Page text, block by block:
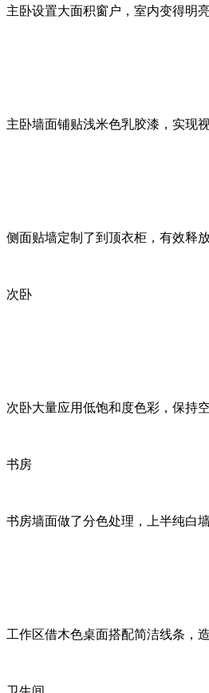
主卧设置大面积窗户，室内变得明
主卧墙面铺贴浅米色乳胶漆，实现
侧面贴墙定制了到顶衣柜，有效释
次卧
次卧大量应用低饱和度色彩，保持
书房
书房墙面做了分色处理，上半纯白
工作区借木色桌面搭配简洁线条，